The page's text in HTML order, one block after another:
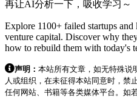
再让AI分析一下，吸收学习～
Explore 1100+ failed startups
venture capital. Discover why
how to rebuild them with today's
声明： 本站所有文章，如无特殊说
人或组织，在未征得本站同意时，禁
任何网站、书籍等各类媒体平台。如